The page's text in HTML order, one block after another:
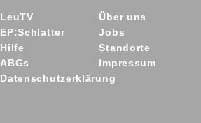
LeuTV
EP:Schlatter
Hilfe
ABGs
Datenschutzerklärung
Über uns
Jobs
Standorte
Impressum